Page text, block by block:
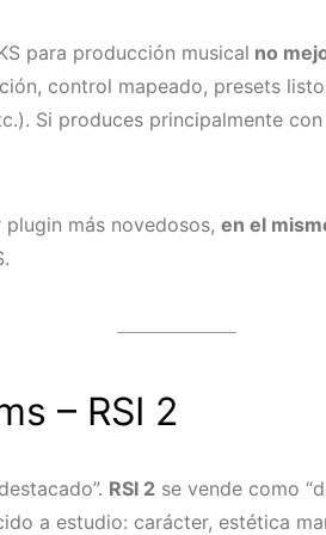
para producción musical no
control mapeado, presets
Si produces principalmente
más novedosos, en el
– RSI 2
RSI 2 se vende como
a estudio: carácter, estética